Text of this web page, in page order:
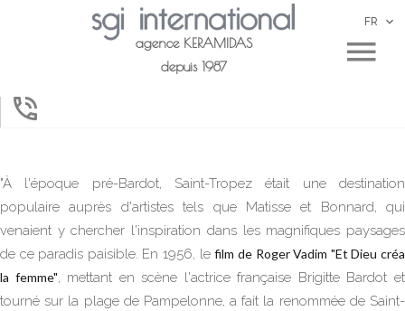
agence KERAMIDAS
depuis 1987
FR
"À l'époque pré-Bardot, Saint-Tropez était une destination
populaire auprès d'artistes tels que Matisse et Bonnard, qui
venaient y chercher l'inspiration dans les magnifiques paysages
de ce paradis paisible. En 1956, lefilm de Roger Vadim "Et Dieu créa
la femme", mettant en scène l'actrice française Brigitte Bardot et
tourné sur la plage de Pampelonne, a fait la renommée de Saint-